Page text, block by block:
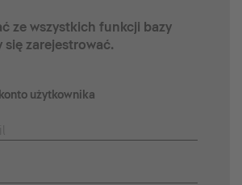
ze wszystkich funkcji bazy
się zarejestrować.
użytkownika